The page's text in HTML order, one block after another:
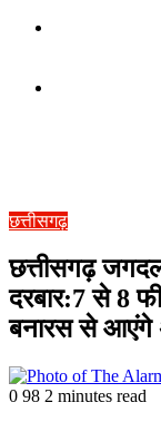
छत्तीसगढ़
छत्तीसगढ़
दरबार:7 से 8
बनारस से आएंगे
0 98 2 minutes read